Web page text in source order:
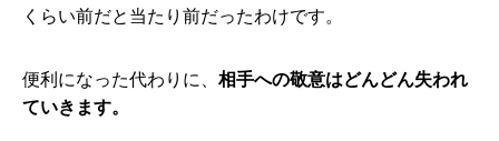
くらい前だと当たり前だったわけです。
便利になった代わりに、 相手への敬意はどんどん失われ
ていきます。